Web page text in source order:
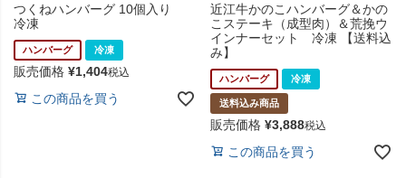
つくねハンバーグ 10個入り
冷凍
ハンバーグ 冷凍
販売価格 ¥1,404税込
この商品を買う
近江牛かのこハンバーグ＆かの
こステーキ（成型肉）＆荒挽ウ
インナーセット 冷凍 【送料込
み】
ハンバーグ 冷凍
送料込み商品
販売価格 ¥3,888税込
この商品を買う